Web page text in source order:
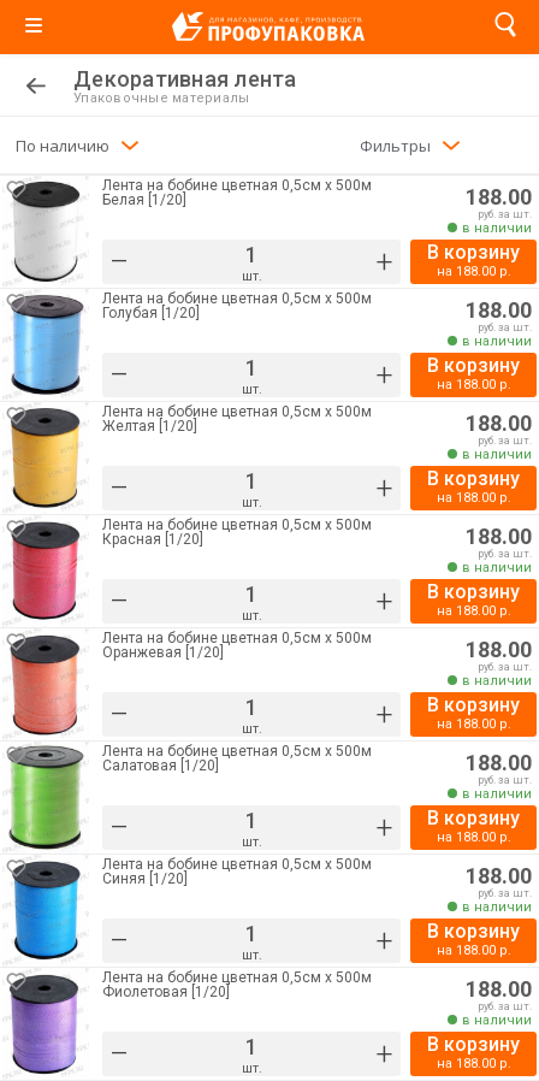
Декоративная лента
Упаковочные материалы
По наличию Фильтры
Лента на бобине цветная 0,5см х 500м
Белая [1/20]
– шт. +
188.00
руб. за шт.
в наличии
В корзину
на 188.00р.
Лента на бобине цветная 0,5см х 500м
Голубая [1/20]
– шт. +
188.00
руб. за шт.
в наличии
В корзину
на 188.00р.
Лента на бобине цветная 0,5см х 500м
Желтая [1/20]
– шт. +
188.00
руб. за шт.
в наличии
В корзину
на 188.00р.
Лента на бобине цветная 0,5см х 500м
Красная [1/20]
– шт. +
188.00
руб. за шт.
в наличии
В корзину
на 188.00р.
Лента на бобине цветная 0,5см х 500м
Оранжевая [1/20]
– шт. +
188.00
руб. за шт.
в наличии
В корзину
на 188.00р.
Лента на бобине цветная 0,5см х 500м
Салатовая [1/20]
– шт. +
188.00
руб. за шт.
в наличии
В корзину
на 188.00р.
Лента на бобине цветная 0,5см х 500м
Синяя [1/20]
– шт. +
188.00
руб. за шт.
в наличии
В корзину
на 188.00р.
Лента на бобине цветная 0,5см х 500м
Фиолетовая [1/20]
– шт. +
188.00
руб. за шт.
в наличии
В корзину
на 188.00р.